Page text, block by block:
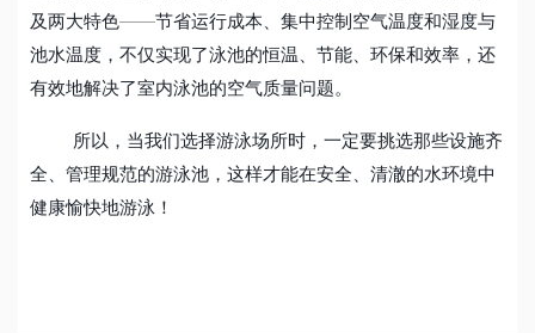
及两大特色——节省运行成本、集中控制空气温度和湿度与
池水温度，不仅实现了泳池的恒温、节能、环保和效率，还
有效地解决了室内泳池的空气质量问题。
所以，当我们选择游泳场所时，一定要挑选那些设施齐
全、管理规范的游泳池，这样才能在安全、清澈的水环境中
健康愉快地游泳！